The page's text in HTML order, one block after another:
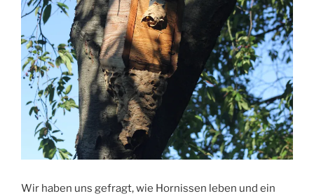
Wir haben uns gefragt, wie Hornissen leben und ein